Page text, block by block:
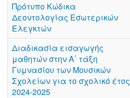
Πρότυπο Κώδικα
Δεοντολογίας Εσωτερικών
Ελεγκτών
Διαδικασία εισαγωγής
μαθητών στην Α΄ τάξη
Γυμνασίου των Μουσικών
Σχολείων για το σχολικό έτος
2024-2025